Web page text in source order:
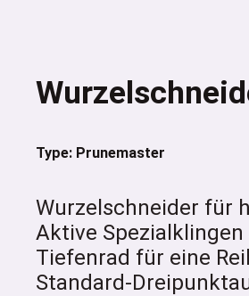
Type: Prunemaster
Wurzelschneider für
Aktive
Tiefenrad für eine
Standard-